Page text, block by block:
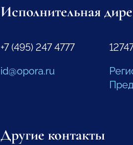
Исполнительная
+7 (495) 247 4777
id@opora.ru
Другие контакты